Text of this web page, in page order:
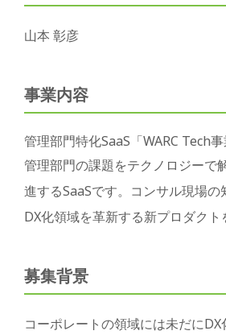
山本 彰彦
事業内容
管理部門特化SaaS「WARC Tech事
管理部門の課題をテクノロジーで
進するSaaSです。コンサル現場の
DX化領域を革新する新プロダクト
募集背景
コーポレートの領域には未だに